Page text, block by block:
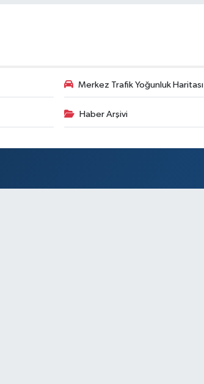
Merkez Trafik Yoğunluk Haritası
Haber Arşivi